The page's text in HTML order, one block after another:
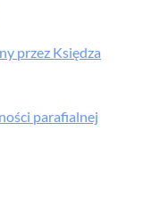
przez Księdza
parafialnej